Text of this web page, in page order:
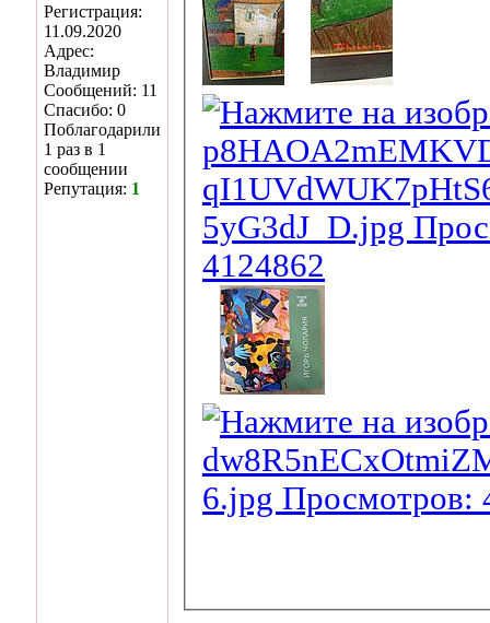
Регистрация:
11.09.2020
Адрес:
Владимир
Сообщений: 11
Спасибо: 0
Поблагодарили
1 раз в 1
сообщении
Репутация: 1